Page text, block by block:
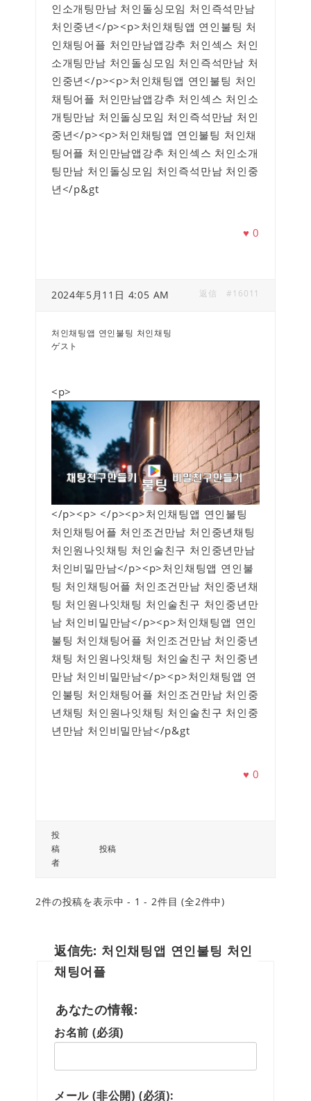
인소개팅만남 처인돌싱모임 처인즉석만남
처인중년</p><p>처인채팅앱 연인불팅 처
인채팅어플 처인만남앱강추 처인섹스 처인
소개팅만남 처인돌싱모임 처인즉석만남 처
인중년</p><p>처인채팅앱 연인불팅 처인
채팅어플 처인만남앱강추 처인섹스 처인소
개팅만남 처인돌싱모임 처인즉석만남 처인
중년</p><p>처인채팅앱 연인불팅 처인채
팅어플 처인만남앱강추 처인섹스 처인소개
팅만남 처인돌싱모임 처인즉석만남 처인중
년</p&gt
♥0
2024年5月11日 4:05 AM #16011
返信
처인채팅앱 연인불팅 처인채팅
ゲスト
<p>
</p><p> </p><p>처인채팅앱 연인불팅
처인채팅어플 처인조건만남 처인중년채팅
처인원나잇채팅 처인술친구 처인중년만남
처인비밀만남</p><p>처인채팅앱 연인불
팅 처인채팅어플 처인조건만남 처인중년채
팅 처인원나잇채팅 처인술친구 처인중년만
남 처인비밀만남</p><p>처인채팅앱 연인
불팅 처인채팅어플 처인조건만남 처인중년
채팅 처인원나잇채팅 처인술친구 처인중년
만남 처인비밀만남</p><p>처인채팅앱 연
인불팅 처인채팅어플 처인조건만남 처인중
년채팅 처인원나잇채팅 처인술친구 처인중
년만남 처인비밀만남</p&gt
♥0
投
稿
者
投稿
2件の投稿を表示中 - 1 - 2件目 (全2件中)
返信先: 처인채팅앱 연인불팅 처인
채팅어플
あなたの情報:
お名前 (必須)
メール (非公開) (必須):